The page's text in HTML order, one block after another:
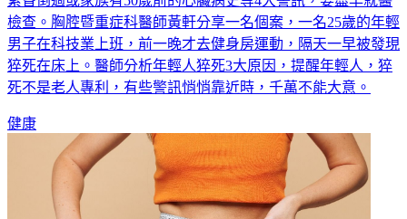
累昏倒過或家族有50歲前的心臟病史等4大警訊，要盡早就醫
檢查。胸腔暨重症科醫師黃軒分享一名個案，一名25歲的年輕
男子在科技業上班，前一晚才去健身房運動，隔天一早被發現
猝死在床上。醫師分析年輕人猝死3大原因，提醒年輕人，猝